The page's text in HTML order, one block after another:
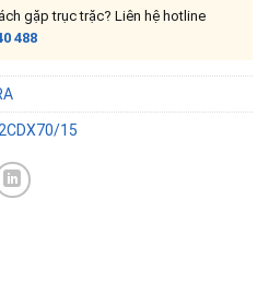
gặp trục trặc? Liên hệ hotline
488
15